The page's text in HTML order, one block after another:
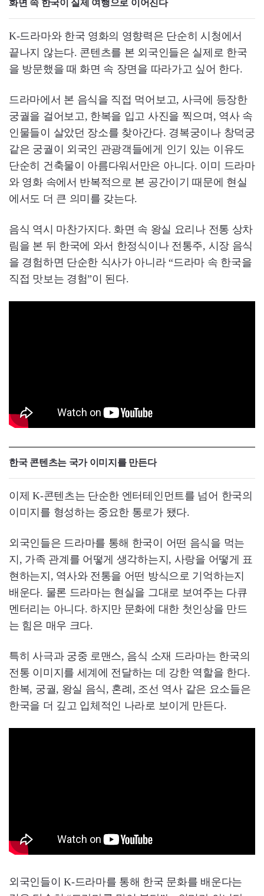
화면 속 한국이 실제 여행으로 이어진다
K-드라마와 한국 영화의 영향력은 단순히 시청에서
끝나지 않는다. 콘텐츠를 본 외국인들은 실제로 한국
을 방문했을 때 화면 속 장면을 따라가고 싶어 한다.
드라마에서 본 음식을 직접 먹어보고, 사극에 등장한
궁궐을 걸어보고, 한복을 입고 사진을 찍으며, 역사 속
인물들이 살았던 장소를 찾아간다. 경복궁이나 창덕궁
같은 궁궐이 외국인 관광객들에게 인기 있는 이유도
단순히 건축물이 아름다워서만은 아니다. 이미 드라마
와 영화 속에서 반복적으로 본 공간이기 때문에 현실
에서도 더 큰 의미를 갖는다.
음식 역시 마찬가지다. 화면 속 왕실 요리나 전통 상차
림을 본 뒤 한국에 와서 한정식이나 전통주, 시장 음식
을 경험하면 단순한 식사가 아니라 “드라마 속 한국을
직접 맛보는 경험”이 된다.
한국 콘텐츠는 국가 이미지를 만든다
이제 K-콘텐츠는 단순한 엔터테인먼트를 넘어 한국의
이미지를 형성하는 중요한 통로가 됐다.
외국인들은 드라마를 통해 한국이 어떤 음식을 먹는
지, 가족 관계를 어떻게 생각하는지, 사랑을 어떻게 표
현하는지, 역사와 전통을 어떤 방식으로 기억하는지
배운다. 물론 드라마는 현실을 그대로 보여주는 다큐
멘터리는 아니다. 하지만 문화에 대한 첫인상을 만드
는 힘은 매우 크다.
특히 사극과 궁중 로맨스, 음식 소재 드라마는 한국의
전통 이미지를 세계에 전달하는 데 강한 역할을 한다.
한복, 궁궐, 왕실 음식, 혼례, 조선 역사 같은 요소들은
한국을 더 깊고 입체적인 나라로 보이게 만든다.
외국인들이 K-드라마를 통해 한국 문화를 배운다는